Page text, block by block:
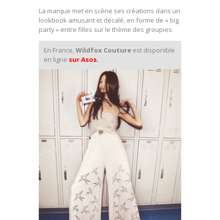
La marque met en scène ses créations dans un
lookbook amusant et décalé, en forme de « big
party » entre filles sur le thème des groupies.
En France,Wildfox Couture est disponible
en ligne sur Asos.